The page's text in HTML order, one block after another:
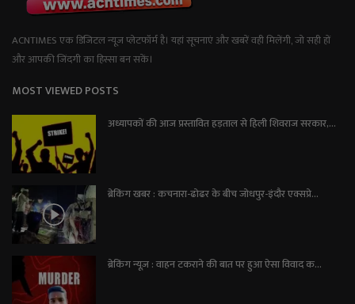
ACNTIMES एक डिजिटल न्यूज प्लेटफॉर्म है। यहां सूचनाएं और खबरें वही मिलेंगी, जो सही हों
और आपकी जिंदगी का हिस्सा बन सकें।
MOST VIEWED POSTS
अध्यापकों की आज प्रस्तावित हड़ताल से हिली शिवराज सरकार,...
ब्रेकिंग खबर : कचनारा-ढोढर के बीच जोधपुर-इंदौर एक्सप्रे...
ब्रेकिंग न्यूज़ : वाहन टकराने की बात पर हुआ ऐसा विवाद क...